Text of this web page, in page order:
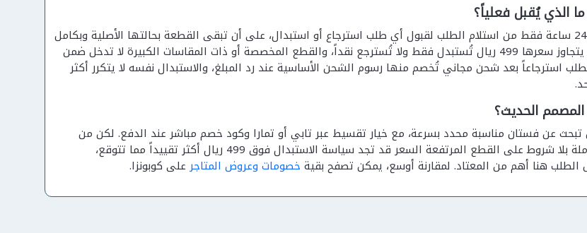
الذي يُقبل فعلياً؟
يُشترط إشعار المتجر خلال 24 ساعة فقط من استلام الطلب لقبول أي طلب استرجاع أو استبدال، على أن تبقى القطعة بحالتها الأصلية وبكامل
ملصقاتها. الفساتين التي يتجاوز سعرها 499 ريال تُستبدل فقط ولا تُسترجع نقداً، والقطع المخصصة أو ذات المقاسات الكبيرة لا تدخل ضمن
استرجاعاً بعد شحن مجاني تُخصم منها رسوم الشحن الأساسية عند رد المبلغ، والاستبدال نفسه لا يتكرر أكثر
الحديث؟
عن فستان مناسبة محدد بسرعة، مع خيار تقسيط عبر تابي أو تمارا وكود خصم مباشر عند الدفع. لكن من
تفضل حرية الاسترجاع الكاملة بلا شروط على القطع المرتفعة السعر قد تجد سياسة الاستبدال فوق 499 ريال أكثر تقييداً مما تتوقع،
هنا أهم من المعتاد. لمقارنة أوسع، يمكن تصفح بقية خصومات وعروض المتاجر على كوبونزا.